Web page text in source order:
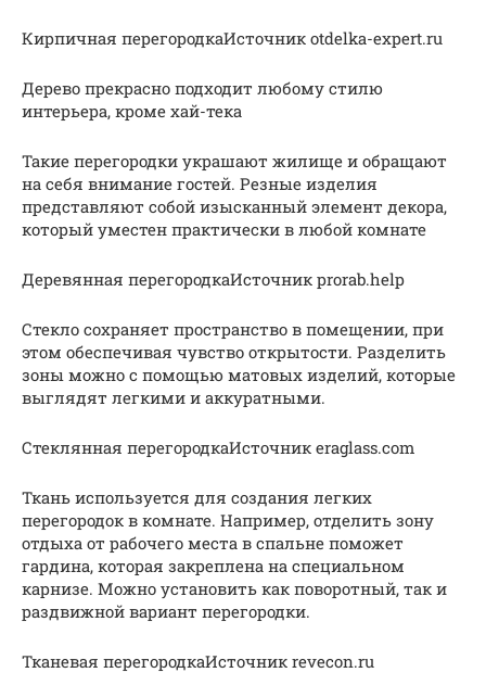
Кирпичная перегородкаИсточник otdelka-expert.ru
Дерево прекрасно подходит любому стилю
интерьера, кроме хай-тека
Такие перегородки украшают жилище и обращают
на себя внимание гостей. Резные изделия
представляют собой изысканный элемент декора,
который уместен практически в любой комнате
Деревянная перегородкаИсточник prorab.help
Стекло сохраняет пространство в помещении, при
этом обеспечивая чувство открытости. Разделить
зоны можно с помощью матовых изделий, которые
выглядят легкими и аккуратными.
Стеклянная перегородкаИсточник eraglass.com
Ткань используется для создания легких
перегородок в комнате. Например, отделить зону
отдыха от рабочего места в спальне поможет
гардина, которая закреплена на специальном
карнизе. Можно установить как поворотный, так и
раздвижной вариант перегородки.
Тканевая перегородкаИсточник revecon.ru